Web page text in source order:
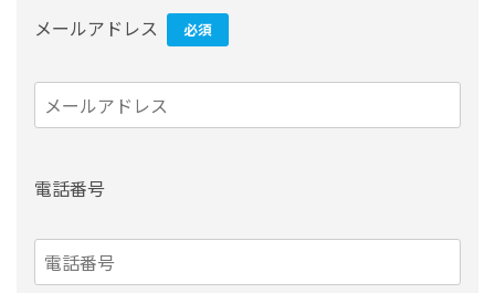
メールアドレス 必須
電話番号